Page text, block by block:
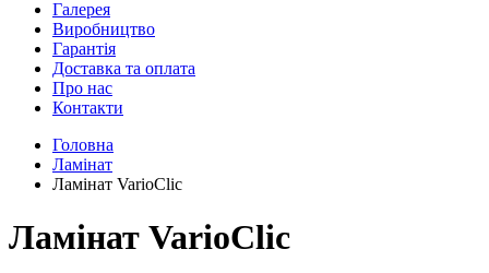
Галерея
Виробництво
Гарантія
Доставка та оплата
Про нас
Контакти
Головна
Ламінат
Ламінат VarioClic
Ламінат VarioClic